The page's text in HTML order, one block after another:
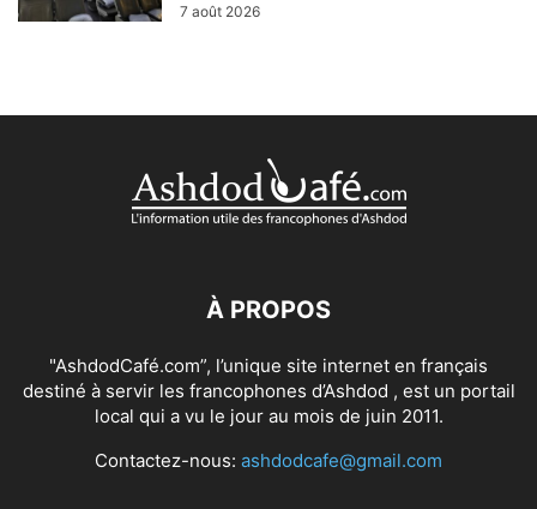
7 août 2026
À PROPOS
"AshdodCafé.com”, l’unique site internet en français
destiné à servir les francophones d’Ashdod , est un portail
local qui a vu le jour au mois de juin 2011.
Contactez-nous: ashdodcafe@gmail.com